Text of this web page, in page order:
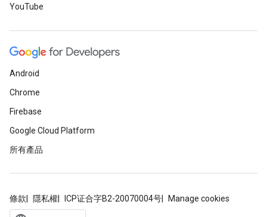
YouTube
Android
Chrome
Firebase
Google Cloud Platform
所有產品
條款 隱私權 ICP证合字B2-20070004号 Manage cookies